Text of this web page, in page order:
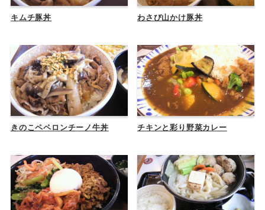
キムチ豚丼 わさび山かけ豚丼
きのこペペロンチーノ牛丼 チキンと彩り野菜カレー